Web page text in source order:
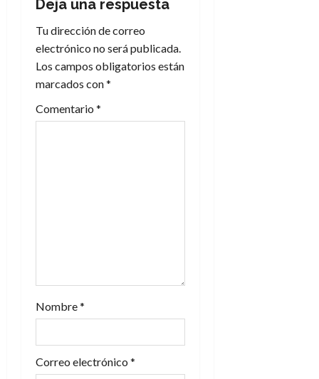
Deja una respuesta
Tu dirección de correo
electrónico no será publicada.
Los campos obligatorios están
marcados con*
Comentario *
Nombre*
Correo electrónico *